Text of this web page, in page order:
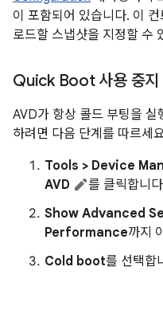
이 포함되어 있습니다. 이
로드할 스냅샷을 지정할 수
Quick Boot 사용 중지
AVD가 항상 콜드 부팅을
하려면 다음 단계를 따르세
Tools > Device
AVD
를 클릭합니
Show Advanced
Performance까지
Cold boot를 선택합